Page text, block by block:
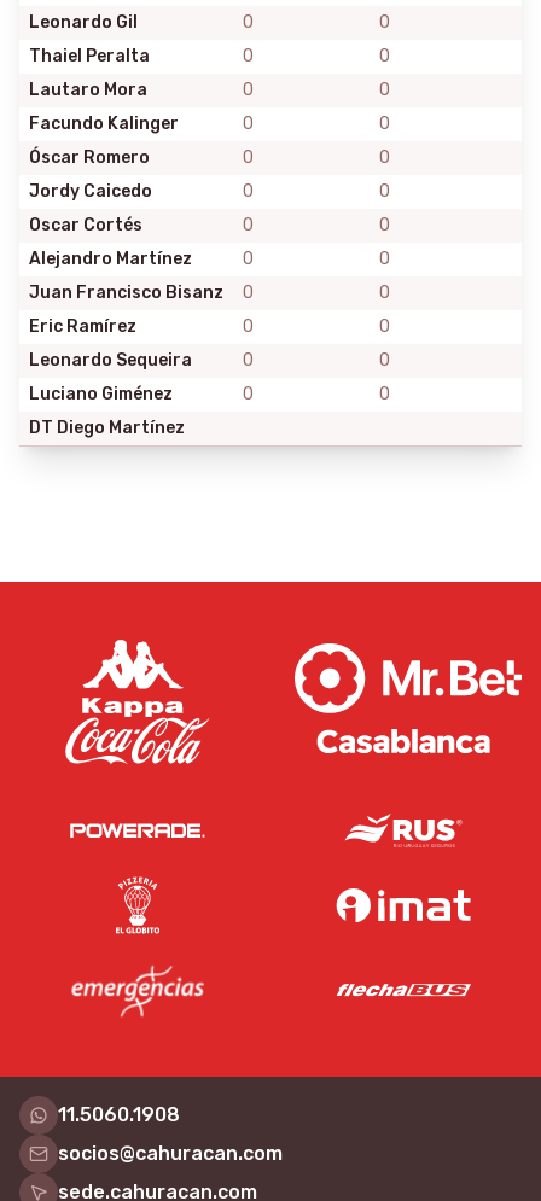
Leonardo Gil
0
0
Thaiel Peralta
0
0
Lautaro Mora
0
0
Facundo Kalinger
0
0
Óscar Romero
0
0
Jordy Caicedo
0
0
Oscar Cortés
0
0
Alejandro Martínez
0
0
Juan Francisco Bisanz
0
0
Eric Ramírez
0
0
Leonardo Sequeira
0
0
Luciano Giménez
0
0
DT Diego Martínez
11.5060.1908
socios@cahuracan.com
sede.cahuracan.com